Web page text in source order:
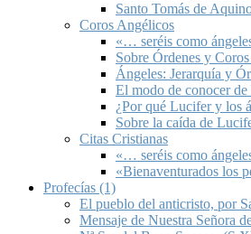
Santo Tomás de
Coros Angélicos
«… seréis como
Sobre Órdenes y
Ángeles: Jerarquía y
El modo de conocer
¿Por qué Lucifer y los
Sobre la caída de
Citas Cristianas
«… seréis como
«Bienaventurados los
Profecías (1)
El pueblo del anticristo, por
Mensaje de Nuestra Señora